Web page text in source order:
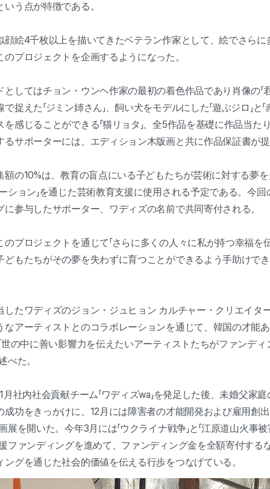
う点が特徴である。
顔絵4千枚以上を描いてきたベテラン作家として、絵でさら
プロジェクトを企画するようになった。
してはチョン・ウンヘ作家の最初の着色作品であり肖像の「
捉えた「ジミン姉さん」、飼い犬をモデルにした「遊ぶジロ」と
感じることができる「猫リョタ」、全5作品を基礎に作品当た
るサポーターには、エディション木版画と共に作品保証書が
額の10%は、教育の盲点にいる子どもたちが芸術に対する夢
ション」を通じた芸術教育支援に使用される予定である。今
参与したサポーター、ワディズの名前で共同寄付される。
プロジェクトを通じて「さらに多くの人々に私が持つ幸福を
どもたちがその夢を失わずに育つことができるよう手助けで
たワディズのジョン・ジュヒョン カルチャー・クリエイタ
なアーティストとのコラボレーションを通じて、韓国の才能
世の中に善い影響力を伝えたいアーティストたちがファンデ
べた。
社内社会貢献チーム「ワディズwa」を発足した後、未婚父家
功をきっかけに、12月には障害者の才能開発および雇用創出
展を開いた。今年3月には「ウクライナ戦争」と「江原道山火事被
ファンディングを進めて、ファンディング金を全額寄付する
グを通じた社会的価値を伝える行歩をつなげている。